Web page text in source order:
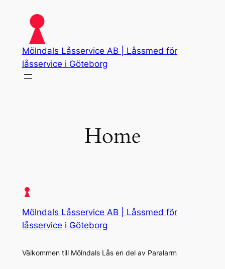
content
Mölndals Låsservice AB | Låssmed för
låsservice i Göteborg
Home
Mölndals Låsservice AB | Låssmed för
låsservice i Göteborg
Välkommen till Mölndals Lås en del av Paralarm